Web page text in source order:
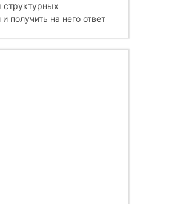
структурных
получить на него ответ